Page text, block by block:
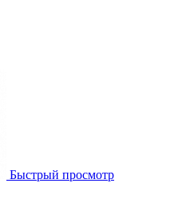
Быстрый просмотр